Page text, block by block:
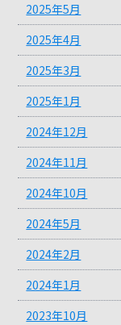
2025年5月
2025年4月
2025年3月
2025年1月
2024年12月
2024年11月
2024年10月
2024年5月
2024年2月
2024年1月
2023年10月